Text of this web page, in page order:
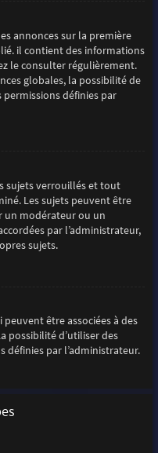
annonces sur la première
il contient des informations
le consulter régulièrement.
globales, la possibilité de
définies par
sujets verrouillés et tout
Les sujets peuvent être
un modérateur ou un
par l’administrateur,
sujets.
être associées à des
possibilité d’utiliser des
définies par l’administrateur.